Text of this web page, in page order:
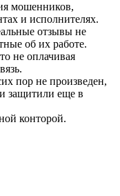
мошенников,
и исполнителях.
отзывы не
об их работе.
не оплачивая
пор не произведен,
защитили еще в
конторой.